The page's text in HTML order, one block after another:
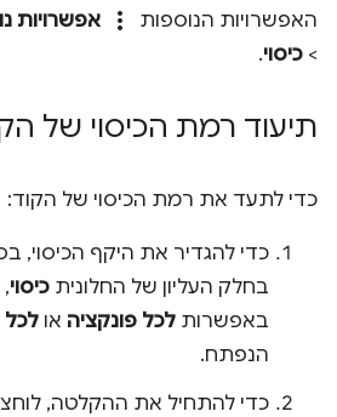
האפשרויות הנוספות
more_vert אפשרויות
> כיסוי.
תיעוד רמת הכיסוי של
כדי לתעד את רמת הכיסוי של הקוד:
כדי להגדיר את היקף הכיסוי,
בחלק העליון של החלונית כיסוי
באפשרות לכל פונקציה או לכל
הנפתח.
כדי להתחיל את ההקלטה,